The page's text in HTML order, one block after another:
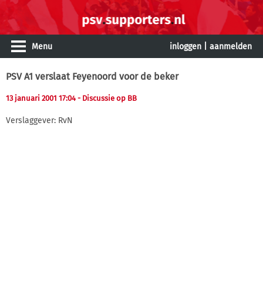
Menu inloggen aanmelden
PSV A1 verslaat Feyenoord voor de beker
13 januari 2001 17:04 - Discussie op BB
Verslaggever: RvN